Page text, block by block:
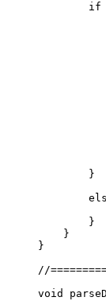
if
}
}
}
}
//
void